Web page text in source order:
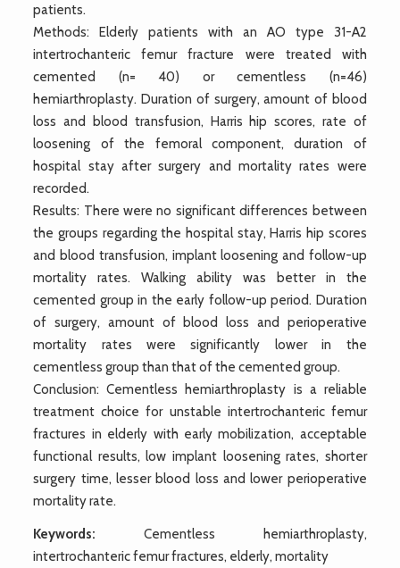
patients.
Methods: Elderly patients with an AO type 31-A2
intertrochanteric femur fracture were treated with
cemented (n= 40) or cementless (n=46)
hemiarthroplasty. Duration of surgery, amount of blood
loss and blood transfusion, Harris hip scores, rate of
loosening of the femoral component, duration of
hospital stay after surgery and mortality rates were
recorded.
Results: There were no significant differences between
the groups regarding the hospital stay, Harris hip scores
and blood transfusion, implant loosening and follow-up
mortality rates. Walking ability was better in the
cemented group in the early follow-up period. Duration
of surgery, amount of blood loss and perioperative
mortality rates were significantly lower in the
cementless group than that of the cemented group.
Conclusion: Cementless hemiarthroplasty is a reliable
treatment choice for unstable intertrochanteric femur
fractures in elderly with early mobilization, acceptable
functional results, low implant loosening rates, shorter
surgery time, lesser blood loss and lower perioperative
mortality rate.
Keywords: Cementless hemiarthroplasty,
intertrochanteric femur fractures, elderly, mortality